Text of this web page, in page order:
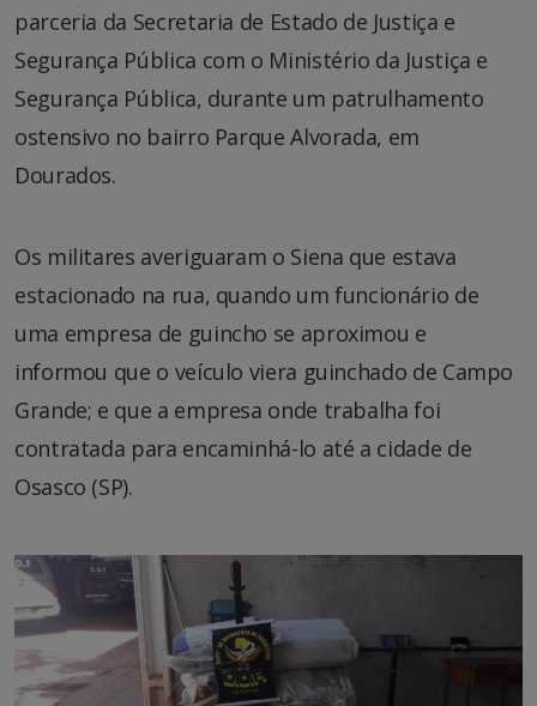
parceria da Secretaria de Estado de Justiça e
Segurança Pública com o Ministério da Justiça e
Segurança Pública, durante um patrulhamento
ostensivo no bairro Parque Alvorada, em
Dourados.
Os militares averiguaram o Siena que estava
estacionado na rua, quando um funcionário de
uma empresa de guincho se aproximou e
informou que o veículo viera guinchado de Campo
Grande; e que a empresa onde trabalha foi
contratada para encaminhá-lo até a cidade de
Osasco (SP).